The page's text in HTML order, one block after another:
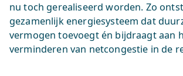
nu toch gerealiseerd worden. Zo
gezamenlijk energiesysteem dat
vermogen toevoegt én bijdraagt aan
verminderen van netcongestie in de